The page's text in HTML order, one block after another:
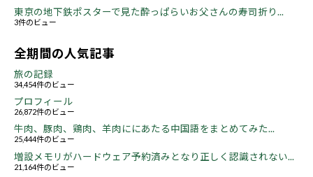
東京の地下鉄ポスターで見た酔っぱらいお父さんの寿司折り...
3件のビュー
全期間の人気記事
旅の記録
34,454件のビュー
プロフィール
26,872件のビュー
牛肉、豚肉、鶏肉、羊肉ににあたる中国語をまとめてみた...
25,444件のビュー
増設メモリがハードウェア予約済みとなり正しく認識されない...
21,164件のビュー